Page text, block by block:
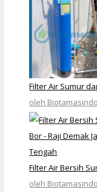
Filter Air Sumur
oleh Biotamasindo
Filter Air Bersih
oleh Biotamasindo